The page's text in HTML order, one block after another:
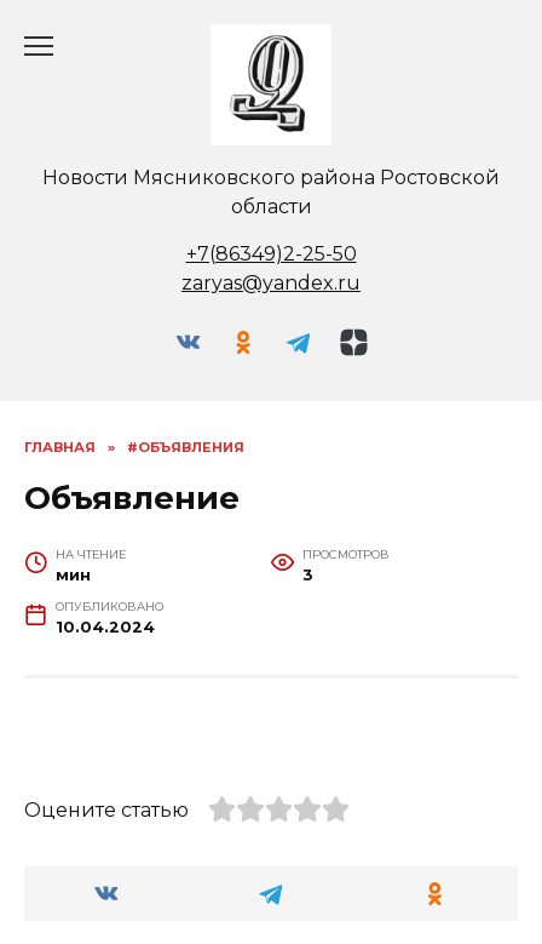
Новости Мясниковского района Ростовской
области
+7(86349)2-25-50
zaryas@yandex.ru
ГЛАВНАЯ » #ОБЪЯВЛЕНИЯ
Объявление
НА ЧТЕНИЕ
мин
ПРОСМОТРОВ
3
ОПУБЛИКОВАНО
10.04.2024
Оцените статью